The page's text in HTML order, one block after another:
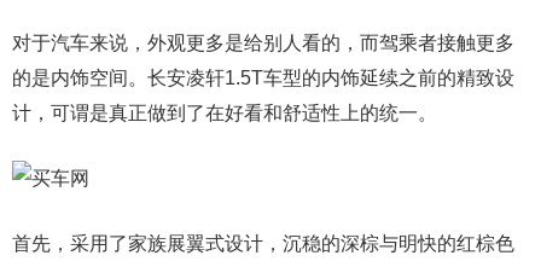
对于汽车来说，外观更多是给别人看的，而驾乘者接触更多
的是内饰空间。长安凌轩1.5T车型的内饰延续之前的精致设
计，可谓是真正做到了在好看和舒适性上的统一。
首先，采用了家族展翼式设计，沉稳的深棕与明快的红棕色